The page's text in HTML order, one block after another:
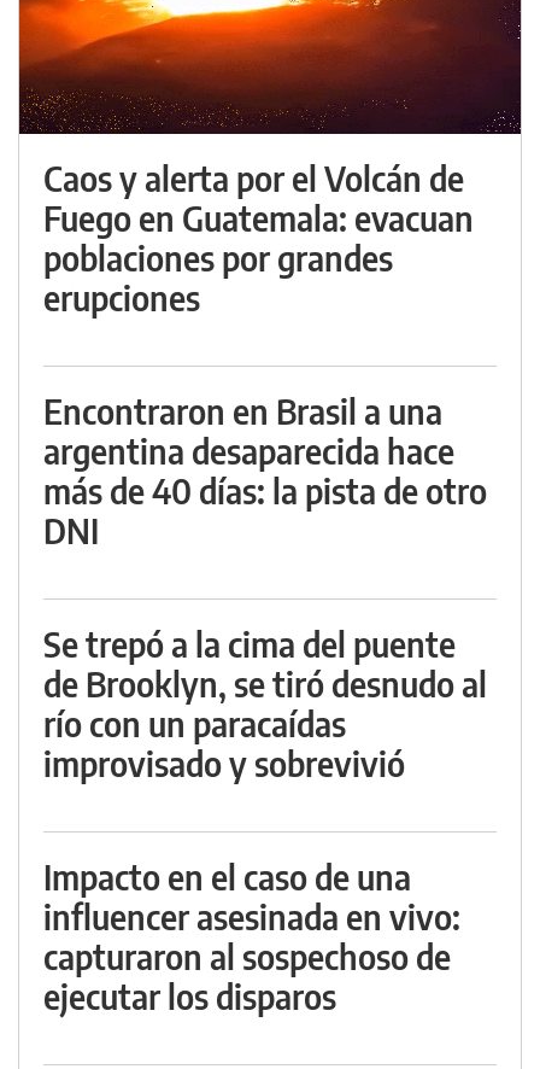
Caos y alerta por el Volcán de
Fuego en Guatemala: evacuan
poblaciones por grandes
erupciones
Encontraron en Brasil a una
argentina desaparecida hace
más de 40 días: la pista de otro
DNI
Se trepó a la cima del puente
de Brooklyn, se tiró desnudo al
río con un paracaídas
improvisado y sobrevivió
Impacto en el caso de una
influencer asesinada en vivo:
capturaron al sospechoso de
ejecutar los disparos